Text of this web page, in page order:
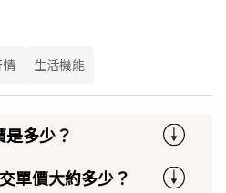
生活機能
多少？
單價大約多少？